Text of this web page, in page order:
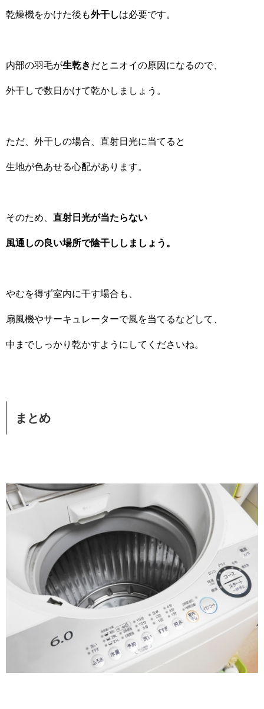
乾燥機をかけた後も外干しは必要です。
内部の羽毛が生乾きだとニオイの原因になるので、
外干しで数日かけて乾かしましょう。
ただ、外干しの場合、直射日光に当てると
生地が色あせる心配があります。
そのため、 直射日光が当たらない
風通しの良い場所で陰干ししましょう。
やむを得ず室内に干す場合も、
扇風機やサーキュレーターで風を当てるなどして、
中までしっかり乾かすようにしてくださいね。
まとめ